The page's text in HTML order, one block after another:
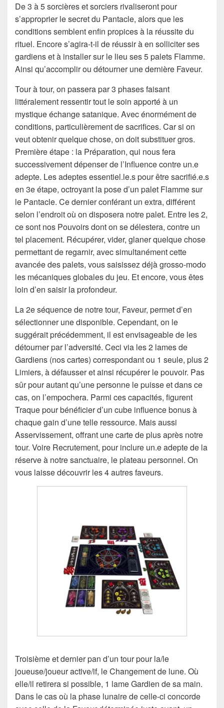
De 3 à 5 sorcières et sorciers rivaliseront pour
s’approprier le secret du Pantacle, alors que les
conditions semblent enfin propices à la réussite du
rituel. Encore s’agira-t-il de réussir à en solliciter ses
gardiens et à installer sur le lieu ses 5 palets Flamme.
Ainsi qu’accomplir ou détourner une dernière Faveur.
Tour à tour, on passera par 3 phases faisant
littéralement ressentir tout le soin apporté à un
mystique échange satanique. Avec énormément de
conditions, particulièrement de sacrifices. Car si on
veut obtenir quelque chose, on doit substituer gros.
Première étape : la Préparation, qui nous fera
successivement dépenser de l’Influence contre un.e
adepte. Les adeptes essentiel.le.s pour être sacrifié.e.s
en 3e étape, octroyant la pose d’un palet Flamme sur
le Pantacle. Ce dernier conférant un extra, différent
selon l’endroit où on disposera notre palet. Entre les 2,
ce sont nos Pouvoirs dont on se délestera, contre un
tel placement. Récupérer, vider, glaner quelque chose
permettant de regarnir, avec simultanément cette
avancée des palets, vous saisissez déjà grosso-modo
les mécaniques globales du jeu. Et encore, vous êtes
loin d’en saisir la profondeur.
La 2e séquence de notre tour, Faveur, permet d’en
sélectionner une disponible. Cependant, on le
suggérait précédemment, il est envisageable de les
détourner par l’adversité. Ceci via les 2 lames de
Gardiens (nos cartes) correspondant ou 1 seule, plus 2
Limiers, à défausser et ainsi récupérer le pouvoir. Pas
sûr pour autant qu’une personne le puisse et dans ce
cas, on l’empochera. Parmi ces capacités, figurent
Traque pour bénéficier d’un cube influence bonus à
chaque gain d’une telle ressource. Mais aussi
Asservissement, offrant une carte de plus après notre
tour. Voire Recrutement, pour inclure un.e adepte de la
réserve à notre sanctuaire, le plateau personnel. On
vous laisse découvrir les 4 autres faveurs.
Troisième et dernier pan d’un tour pour la/le
joueuse/joueur active/if, le Changement de lune. Où
elle/il retirera si possible, 1 lame Gardien de sa main.
Dans le cas où la phase lunaire de celle-ci concorde